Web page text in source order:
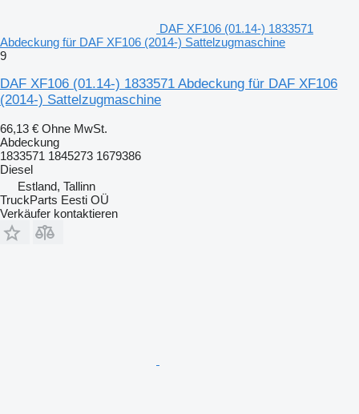
DAF XF106 (01.14-) 1833571
Abdeckung für DAF XF106 (2014-) Sattelzugmaschine
9
DAF XF106 (01.14-) 1833571 Abdeckung für DAF XF106
(2014-) Sattelzugmaschine
66,13 € Ohne MwSt.
Abdeckung
1833571 1845273 1679386
Diesel
Estland, Tallinn
TruckParts Eesti OÜ
Verkäufer kontaktieren